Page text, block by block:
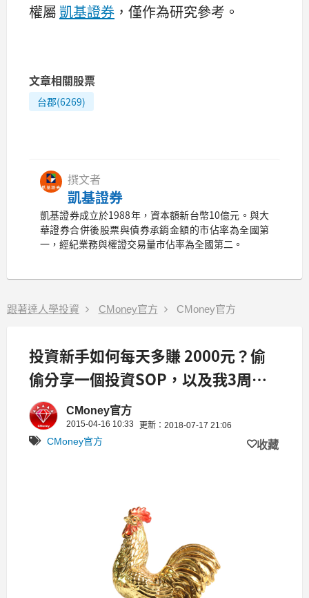
權屬凱基證券 ，僅作為研究參考。
文章相關股票
台郡(6269)
撰文者
凱基證券
凱基證券成立於1988年，資本額新台幣10億元。與大
華證券合併後股票與債券承銷金額的市佔率為全國第
一，經紀業務與權證交易量市佔率為全國第二。
跟著達人學投資 CMoney官方 CMoney官方
投資新手如何每天多賺 2000元？偷
偷分享一個投資SOP，以及我3周的
實戰心得！CMoney官方
2015-04-16 10:33 更新：2018-07-17 21:06
CMoney官方 收藏